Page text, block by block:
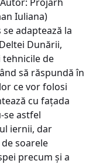
Iuliana)
adaptează la
Du­nării,
de
să răs­pundă în
ce vor folosi
cu faţada
se astfel
iernii, dar
soarele
precum şi a